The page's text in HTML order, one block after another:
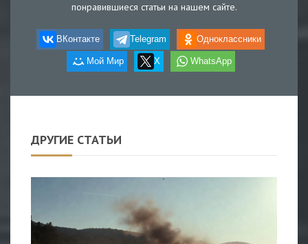
понравившиеся статьи на нашем сайте.
ВКонтакте Telegram Одноклассники
Мой Мир X WhatsApp
ДРУГИЕ СТАТЬИ